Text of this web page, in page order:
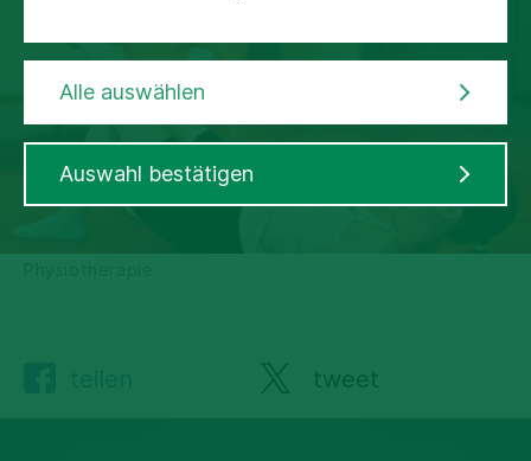
tweet
Alle auswählen
Auswahl bestätigen